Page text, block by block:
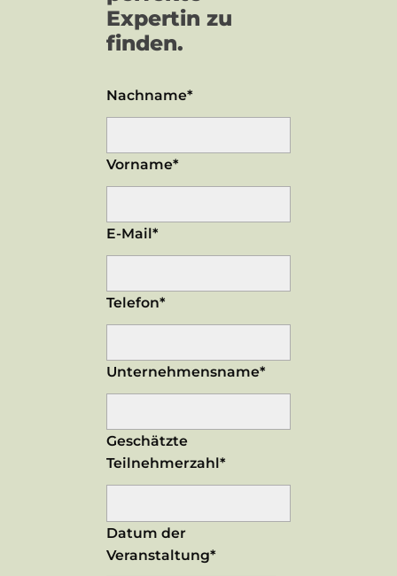
Expertin zu
finden.
Nachname*
Vorname*
E-Mail*
Telefon*
Unternehmensname*
Geschätzte
Teilnehmerzahl*
Datum der
Veranstaltung*